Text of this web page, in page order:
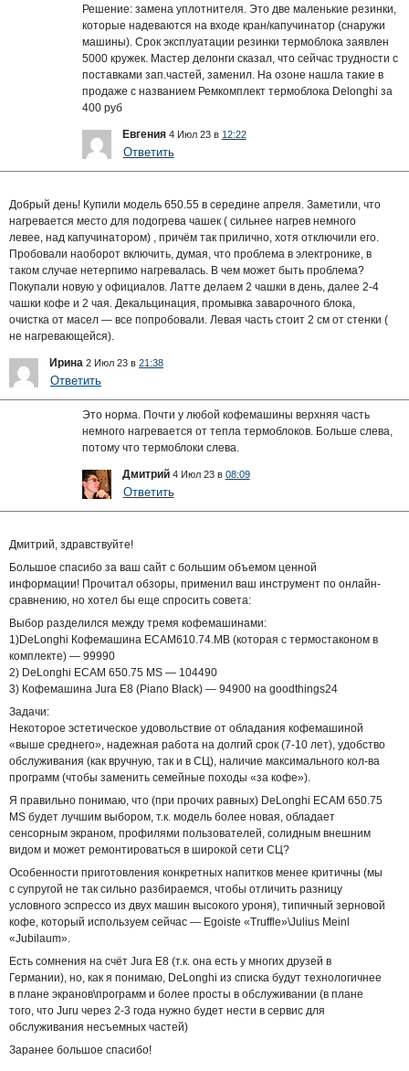
Решение: замена уплотнителя. Это две маленькие резинки,
которые надеваются на входе кран/капучинатор (снаружи
машины). Срок эксплуатации резинки термоблока заявлен
5000 кружек. Мастер делонги сказал, что сейчас трудности с
поставками зап.частей, заменил. На озоне нашла такие в
продаже с названием Ремкомплект термоблока Delonghi за
400 руб
Евгения 4 Июл 23 в 12:22
Ответить
Добрый день! Купили модель 650.55 в середине апреля. Заметили, что
нагревается место для подогрева чашек ( сильнее нагрев немного
левее, над капучинатором) , причём так прилично, хотя отключили его.
Пробовали наоборот включить, думая, что проблема в электронике, в
таком случае нетерпимо нагревалась. В чем может быть проблема?
Покупали новую у официалов. Латте делаем 2 чашки в день, далее 2-4
чашки кофе и 2 чая. Декальцинация, промывка заварочного блока,
очистка от масел — все попробовали. Левая часть стоит 2 см от стенки (
не нагревающейся).
Ирина 2 Июл 23 в 21:38
Ответить
Это норма. Почти у любой кофемашины верхняя часть
немного нагревается от тепла термоблоков. Больше слева,
потому что термоблоки слева.
Дмитрий 4 Июл 23 в 08:09
Ответить
Дмитрий, здравствуйте!
Большое спасибо за ваш сайт с большим объемом ценной
информации! Прочитал обзоры, применил ваш инструмент по онлайн-
сравнению, но хотел бы еще спросить совета:
Выбор разделился между тремя кофемашинами:
1)DeLonghi Кофемашина ECAM610.74.MB (которая с термостаконом в
комплекте) — 99990
2) DeLonghi ECAM 650.75 MS — 104490
3) Кофемашина Jura E8 (Piano Black) — 94900 на goodthings24
Задачи:
Некоторое эстетическое удовольствие от обладания кофемашиной
«выше среднего», надежная работа на долгий срок (7-10 лет), удобство
обслуживания (как вручную, так и в СЦ), наличие максимального кол-ва
программ (чтобы заменить семейные походы «за кофе»).
Я правильно понимаю, что (при прочих равных) DeLonghi ECAM 650.75
MS будет лучшим выбором, т.к. модель более новая, обладает
сенсорным экраном, профилями пользователей, солидным внешним
видом и может ремонтироваться в широкой сети СЦ?
Особенности приготовления конкретных напитков менее критичны (мы
с супругой не так сильно разбираемся, чтобы отличить разницу
условного эспрессо из двух машин высокого уроня), типичный зерновой
кофе, который используем сейчас — Egoiste «Truffle»\Julius Meinl
«Jubilaum».
Есть сомнения на счёт Jura E8 (т.к. она есть у многих друзей в
Германии), но, как я понимаю, DeLonghi из списка будут технологичнее
в плане экранов\программ и более просты в обслуживании (в плане
того, что Juru через 2-3 года нужно будет нести в сервис для
обслуживания несъемных частей)
Заранее большое спасибо!